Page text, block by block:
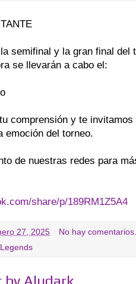
semifinal y la gran final del
se llevarán a cabo el:
comprensión y te
emoción del torneo.
de nuestras redes para
share/p/189RM1Z5A4
27, 2025
No hay
by Aludark